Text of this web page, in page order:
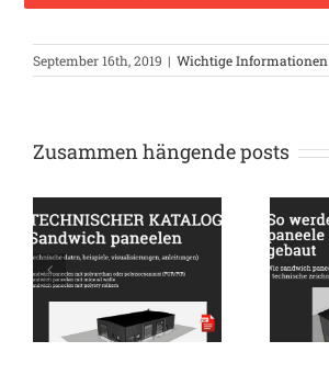
September 16th, 2019 | Wichtige Informationen
Zusammen hängende posts
Wie sandwich
paneelen
zusammengebaut
werden +
technische